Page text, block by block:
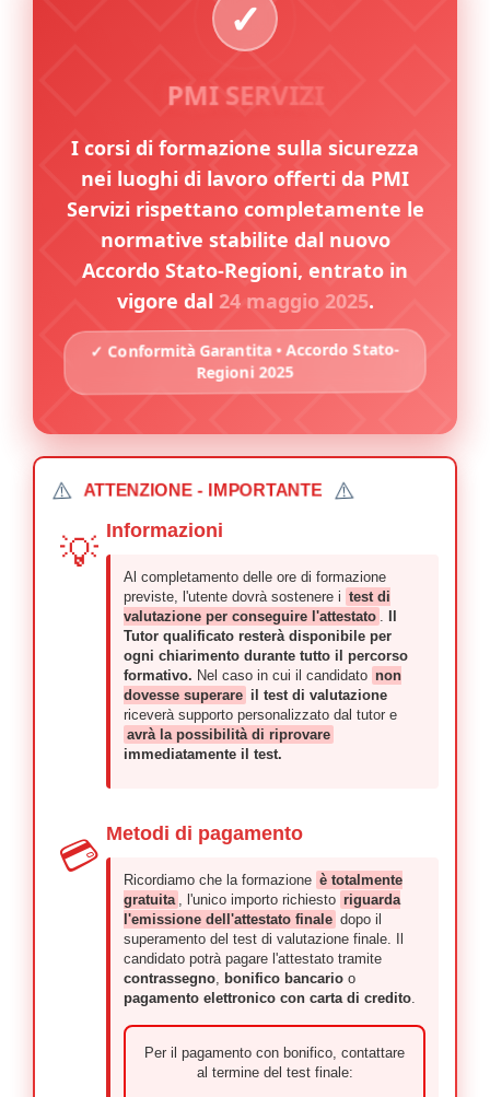
PMI SERVIZI
I corsi di formazione sulla sicurezza
nei luoghi di lavoro offerti da PMI
Servizi rispettano completamente le
normative stabilite dal nuovo
Accordo Stato-Regioni, entrato in
vigore dal 24 maggio 2025.
✓ Conformità Garantita • Accordo Stato-
Regioni 2025
⚠️ ATTENZIONE - IMPORTANTE ⚠️
💡 Informazioni
Al completamento delle ore di formazione
previste, l'utente dovrà sostenere i test di
valutazione per conseguire l'attestato .
Tutor qualificato resterà disponibile per
ogni chiarimento durante tutto il percorso
formativo. Nel caso in cui il candidato non
dovesse superare il test di valutazione
riceverà supporto personalizzato dal tutor e
avrà la possibilità di riprovare
immediatamente il test.
💳
Metodi di pagamento
Ricordiamo che la formazione è totalmente
gratuita , l'unico importo richiesto riguarda
l'emissione dell'attestato finale dopo il
superamento del test di valutazione finale. Il
candidato potrà pagare l'attestato tramite
contrassegno, bonifico bancario o
pagamento elettronico con carta di credito.
Per il pagamento con bonifico, contattare
al termine del test finale: